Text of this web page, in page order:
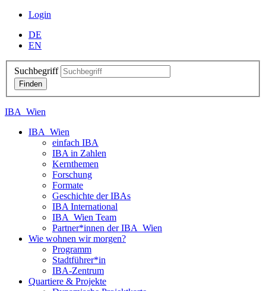
Login
DE
EN
Suchbegriff
IBA_Wien
IBA_Wien
einfach IBA
IBA in Zahlen
Kernthemen
Forschung
Formate
Geschichte der IBAs
IBA International
IBA_Wien Team
Partner*innen der IBA_Wien
Wie wohnen wir morgen?
Programm
Stadtführer*in
IBA-Zentrum
Quartiere & Projekte